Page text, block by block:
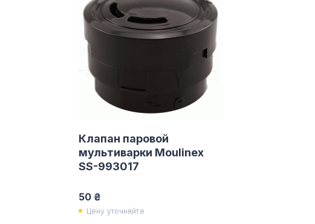
Клапан паровой
мультиварки Moulinex
SS-993017
50 ₴
Цену уточняйте